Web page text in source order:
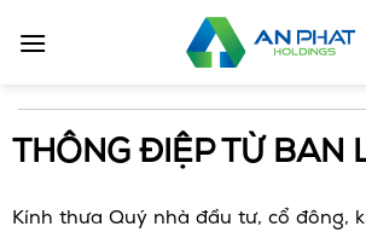
qua
THÔNG ĐIỆP TỪ BAN
Kính thưa Quý nhà đầu tư, cổ đông,